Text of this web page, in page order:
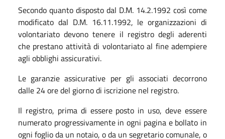
Secondo quanto disposto dal D.M. 14.2.1992 così come
modificato dal D.M. 16.11.1992, le organizzazioni di
volontariato devono tenere il registro degli aderenti
che prestano attività di volontariato al fine adempiere
agli obblighi assicurativi.
Le garanzie assicurative per gli associati decorrono
dalle 24 ore del giorno di iscrizione nel registro.
Il registro, prima di essere posto in uso, deve essere
numerato progressivamente in ogni pagina e bollato in
ogni foglio da un notaio, o da un segretario comunale, o